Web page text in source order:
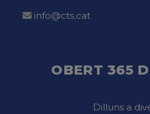
info@cts.cat
OBERT 365
Dilluns a